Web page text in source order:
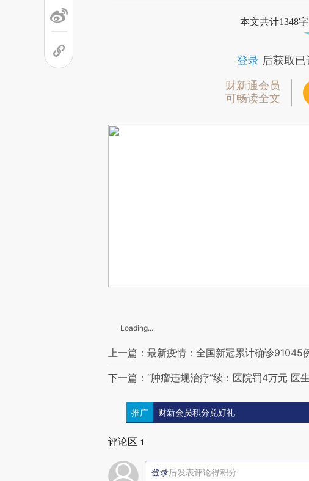
本文共计1348
登录后获取已
财新通会员
可畅读全文
Loading...
上一篇：最新疫情：全国新冠累计确诊91045
下一篇：“肿瘤违规治疗”续：医院罚4万元 医
推广 财新会员积分兑好礼
评论区 1
登录后发表评论得积分